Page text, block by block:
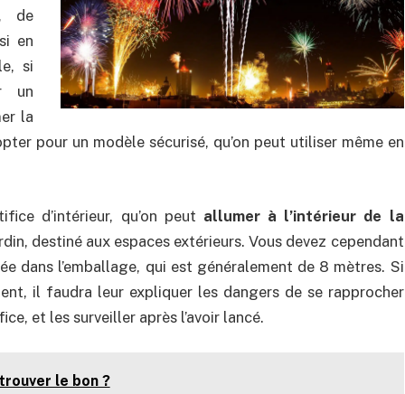
de
en
si
un
la
pour un modèle sécurisé, qu’on peut utiliser même en
d’intérieur, qu’on peut allumer à l’intérieur de la
destiné aux espaces extérieurs. Vous devez cependant
dans l’emballage, qui est généralement de 8 mètres. Si
il faudra leur expliquer les dangers de se rapprocher
et les surveiller après l’avoir lancé.
le bon ?